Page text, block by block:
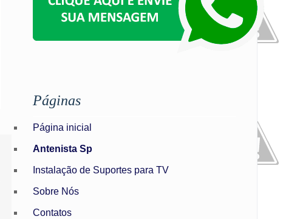
Páginas
Página inicial
Antenista Sp
Instalação de Suportes para TV
Sobre Nós
Contatos